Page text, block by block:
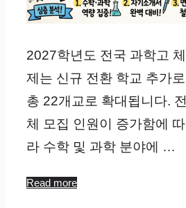
2027학년도 전국 과학고 체
제는 신규 전환 학교 추가로
총 22개교로 확대됩니다. 전
체 모집 인원이 증가함에 따
라 수학 및 과학 분야에 …
Read more